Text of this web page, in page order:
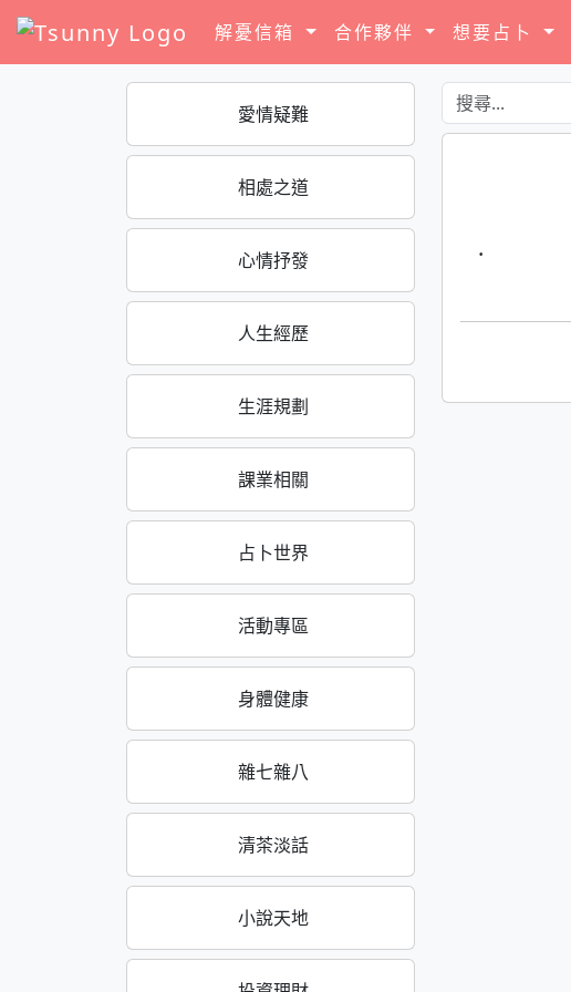
解憂信箱 合作夥伴 想要占卜
愛情疑難
相處之道
心情抒發
人生經歷
生涯規劃
課業相關
占卜世界
活動專區
身體健康
雜七雜八
清茶淡話
小說天地
·